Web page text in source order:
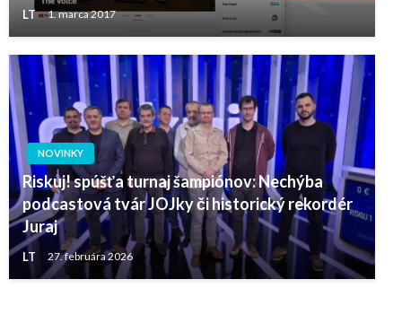
LT 1. marca 2017
NOVINKY
Riskuj! spúšťa turnaj šampiónov: Nechýba
podcastová tvár JOJky či historický rekordér
Juraj
LT 27. februára 2026